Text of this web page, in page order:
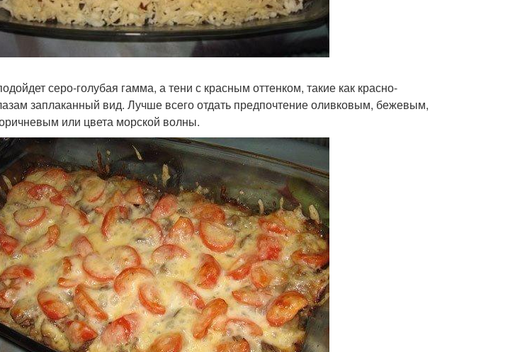
серо-голубая гамма, а тени с красным оттенком, такие как красно-
заплаканный вид. Лучше всего отдать предпочтение оливковым, бежевым,
или цвета морской волны.